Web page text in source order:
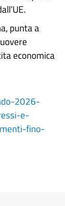
punta a
economica
2026-
e-
fino-